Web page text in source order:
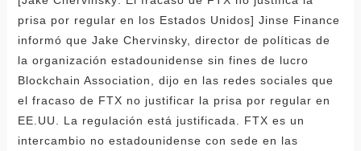
prisa por regular en los Estados Unidos] Jinse Finance
informó que Jake Chervinsky, director de políticas de
la organización estadounidense sin fines de lucro
Blockchain Association, dijo en las redes sociales que
el fracaso de FTX no justificar la prisa por regular en
EE.UU. La regulación está justificada. FTX es un
intercambio no estadounidense con sede en las